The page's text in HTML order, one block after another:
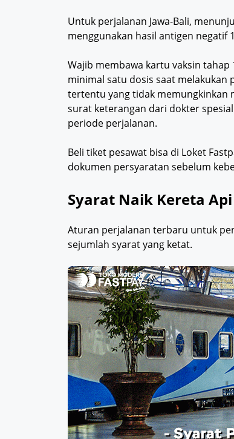
Untuk perjalanan Jawa-Bali,
menggunakan hasil antigen negatif
Wajib membawa kartu vaksin
minimal satu dosis saat melakukan
tertentu yang tidak memungkinkan
surat keterangan dari dokter
periode perjalanan.
Beli tiket pesawat bisa di Loket
dokumen persyaratan sebelum
Syarat Naik Kereta
Aturan perjalanan terbaru untuk
sejumlah syarat yang ketat.